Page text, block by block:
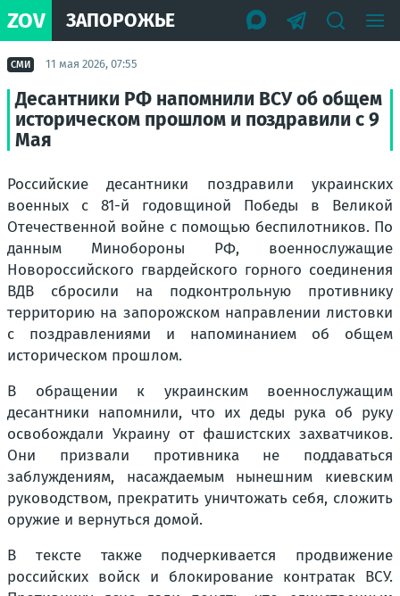
ZOV ЗАПОРОЖЬЕ
СМИ 11 мая 2026, 07:55
Десантники РФ напомнили ВСУ об общем
историческом прошлом и поздравили с 9
Мая
Российские десантники поздравили украинских
военных с 81-й годовщиной Победы в Великой
Отечественной войне с помощью беспилотников. По
данным Минобороны РФ, военнослужащие
Новороссийского гвардейского горного соединения
ВДВ сбросили на подконтрольную противнику
территорию на запорожском направлении листовки
с поздравлениями и напоминанием об общем
историческом прошлом.
В обращении к украинским военнослужащим
десантники напомнили, что их деды рука об руку
освобождали Украину от фашистских захватчиков.
Они призвали противника не поддаваться
заблуждениям, насаждаемым нынешним киевским
руководством, прекратить уничтожать себя, сложить
оружие и вернуться домой.
В тексте также подчеркивается продвижение
российских войск и блокирование контратак ВСУ.